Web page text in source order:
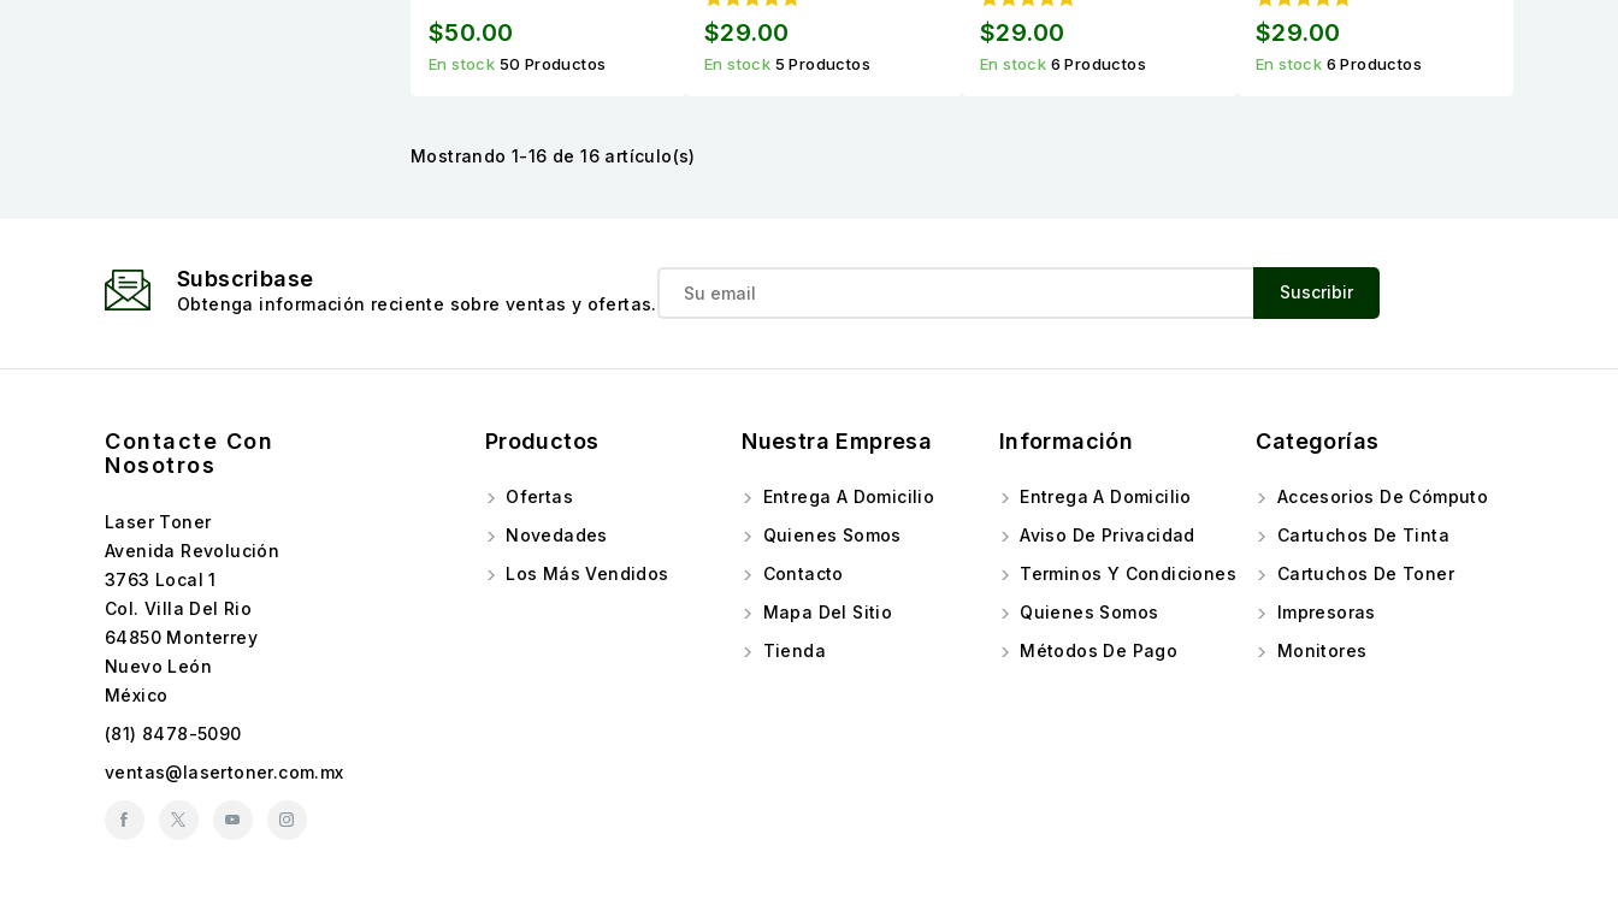
$50.00
En stock 50 Productos
$29.00
En stock 5 Productos
$29.00
En stock 6 Productos
$29.00
En stock 6 Productos
Mostrando 1-16 de 16 artículo(s)
Subscribase
Obtenga información reciente sobre ventas y ofertas.
Contacte Con
Nosotros
Laser Toner
Avenida Revolución
3763 Local 1
Col. Villa Del Rio
64850 Monterrey
Nuevo León
México
(81) 8478-5090
ventas@lasertoner.com.mx
Productos
Ofertas
Novedades
Los Más Vendidos
Nuestra Empresa
Entrega A Domicilio
Quienes Somos
Contacto
Mapa Del Sitio
Tienda
Información
Entrega A Domicilio
Aviso De Privacidad
Terminos Y Condiciones
Quienes Somos
Métodos De Pago
Categorías
Accesorios De Cómputo
Cartuchos De Tinta
Cartuchos De Toner
Impresoras
Monitores